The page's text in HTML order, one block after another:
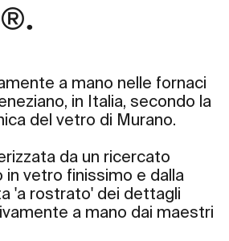
a mano nelle fornaci
in Italia, secondo la
del vetro di Murano.
da un ricercato
in vetro finissimo e dalla
'a rostrato' dei dettagli
a mano dai maestri